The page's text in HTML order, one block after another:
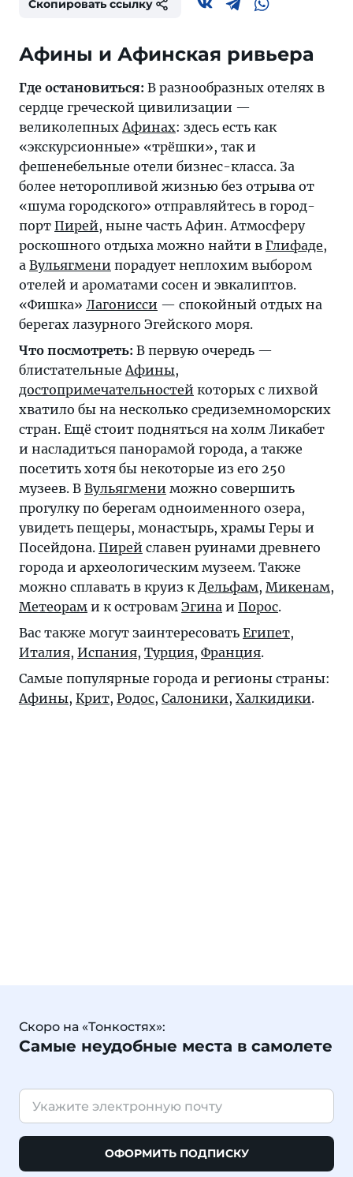
Скопировать ссылку
Афины и Афинская ривьера
Где остановиться: В разнообразных отелях в
сердце греческой цивилизации —
великолепныхАфинах: здесь есть как
«экскурсионные» «трёшки», так и
фешенебельные отели бизнес-класса. За
более неторопливой жизнью без отрыва от
«шума городского» отправляйтесь в город-
порт Пирей, ныне часть Афин. Атмосферу
роскошного отдыха можно найти в Глифаде,
а Вульягмени порадует неплохим выбором
отелей и ароматами сосен и эвкалиптов.
«Фишка» Лагонисси — спокойный отдых на
берегах лазурного Эгейского моря.
Что посмотреть: В первую очередь —
блистательныеАфины,
достопримечательностей которых с лихвой
хватило бы на несколько средиземноморских
стран. Ещё стоит подняться на холм Ликабет
и насладиться панорамой города, а также
посетить хотя бы некоторые из его 250
музеев. В Вульягмени можно совершить
прогулку по берегам одноименного озера,
увидеть пещеры, монастырь, храмы Геры и
Посейдона. Пирей славен руинами древнего
города и археологическим музеем. Также
можно сплавать в круиз кДельфам, Микенам,
Метеорам и к островам Эгина и Порос.
Вас также могут заинтересовать Египет,
Италия, Испания, Турция, Франция.
Самые популярные города и регионы страны:
Афины, Крит, Родос, Салоники, Халкидики.
Скоро на «Тонкостях»:
Самые неудобные места в самолете
ОФОРМИТЬ ПОДПИСКУ